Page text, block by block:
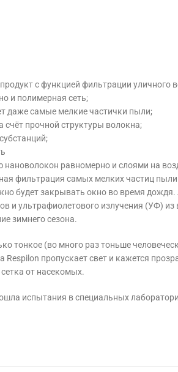
с функцией фильтрации уличного
и полимерная сеть;
даже самые мелкие частички пыли;
счёт прочной структуры волокна;
равномерно и слоями на
фильтрация самых мелких частиц
будет закрывать окно во время
и ультрафиолетового излучения (УФ)
зимнего сезона.
тонкое (во много раз тоньше
Respilon пропускает свет и кажется
от насекомых.
испытания в специальных